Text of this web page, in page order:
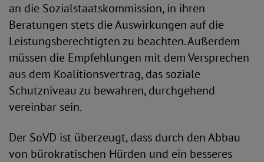
an die Sozialstaatskommission, in ihren
Beratungen stets die Auswirkungen auf die
Leistungsberechtigten zu beachten. Außerdem
müssen die Empfehlungen mit dem Versprechen
aus dem Koalitionsvertrag, das soziale
Schutzniveau zu bewahren, durchgehend
vereinbar sein.
Der SoVD ist überzeugt, dass durch den Abbau
von bürokratischen Hürden und ein besseres